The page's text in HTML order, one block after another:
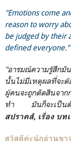
"Emotions come
reason to worry
be judged by their
defined
"อารมณ์ความรู้สึกมั
นั้นไม่มีเหตุผลที่จะต้
ผู้คนจะถูกตัดสินจาก
ทำ มันก็จะเป็นตัว
สปราคส์, เรื่อง บท
สวัสดีค่ะนักอ่านขา